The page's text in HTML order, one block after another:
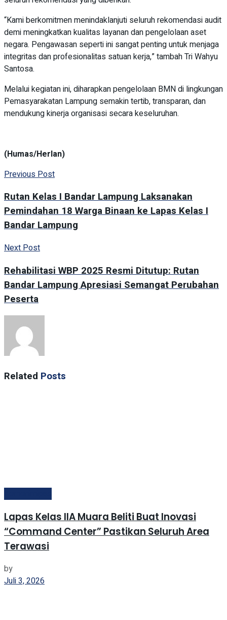
“Kami berkomitmen menindaklanjuti seluruh rekomendasi audit
demi meningkatkan kualitas layanan dan pengelolaan aset
negara. Pengawasan seperti ini sangat penting untuk menjaga
integritas dan profesionalitas satuan kerja,” tambah Tri Wahyu
Santosa.
Melalui kegiatan ini, diharapkan pengelolaan BMN di lingkungan
Pemasyarakatan Lampung semakin tertib, transparan, dan
mendukung kinerja organisasi secara keseluruhan.
(Humas/Herlan)
Previous Post
Rutan Kelas I Bandar Lampung Laksanakan
Pemindahan 18 Warga Binaan ke Lapas Kelas I
Bandar Lampung
Next Post
Rehabilitasi WBP 2025 Resmi Ditutup: Rutan
Bandar Lampung Apresiasi Semangat Perubahan
Peserta
Related Posts
Lapas Kelas IIA Muara Beliti Buat Inovasi
“Command Center” Pastikan Seluruh Area
Terawasi
by
Juli 3, 2026